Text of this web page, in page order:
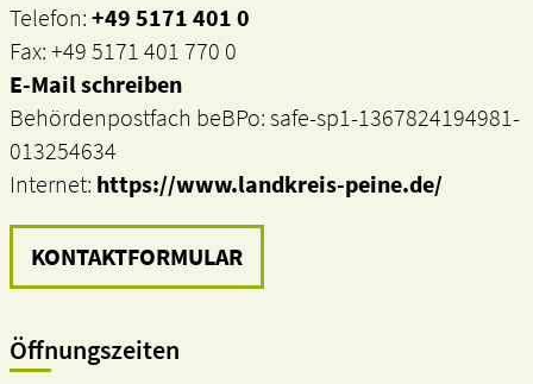
Telefon:+49 5171 401 0
Fax: +49 5171 401 770 0
E-Mail schreiben
Behördenpostfach beBPo: safe-sp1-1367824194981-
013254634
Internet: https://www.landkreis-peine.de/
KONTAKTFORMULAR
Öffnungszeiten